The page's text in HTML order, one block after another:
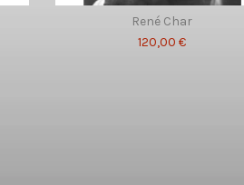
René Char
120,00 €